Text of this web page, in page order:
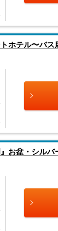
ホテル〜バ
お盆・シル